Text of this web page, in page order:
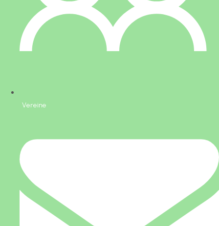
Vereine